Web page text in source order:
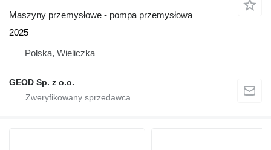
Maszyny przemysłowe - pompa przemysłowa
2025
Polska, Wieliczka
GEOD Sp. z o.o.